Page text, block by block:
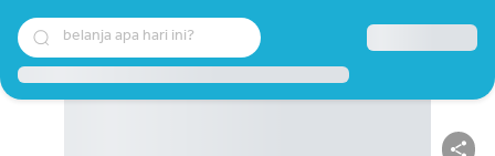
belanja apa hari ini?